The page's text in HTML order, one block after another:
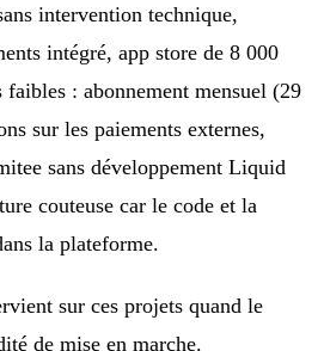
intervention technique,
intégré, app store de 8 000
: abonnement mensuel (29
sur les paiements externes,
sans développement Liquid
couteuse car le code et la
la plateforme.
sur ces projets quand le
de mise en marche.